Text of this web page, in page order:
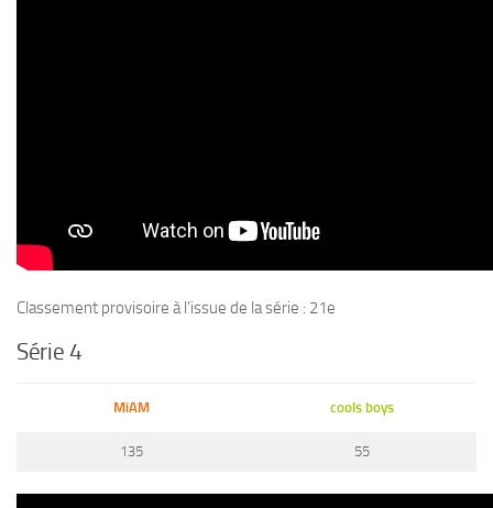
Classement provisoire à l’issue de la série : 21e
Série 4
MiAM cools boys
135 55